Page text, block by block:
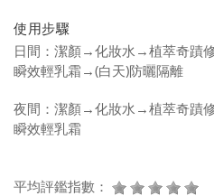
使用步驟
日間：潔顏→化妝水→植萃奇蹟
瞬效輕乳霜→(白天)防曬隔離
夜間：潔顏→化妝水→植萃奇蹟
瞬效輕乳霜
平均評鑑指數：